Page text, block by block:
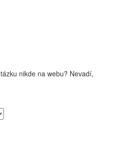
nikde na webu? Nevadí,